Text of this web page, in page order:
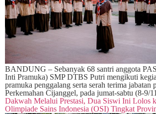
BANDUNG – Sebanyak 68 santri anggota
Inti Pramuka) SMP DTBS Putri mengikuti
pramuka penggalang serta serah terima jabatan
Perkemahan Cijanggel, pada jumat-sabtu (8-9/
Dakwah Melalui Prestasi, Dua Siswi Ini Lolos
Olimpiade Sains Indonesia (OSI) Tingkat